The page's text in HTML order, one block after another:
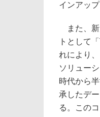
インアップ
また、新
トとして
れにより
ソリュー
時代から
承したデ
る。この